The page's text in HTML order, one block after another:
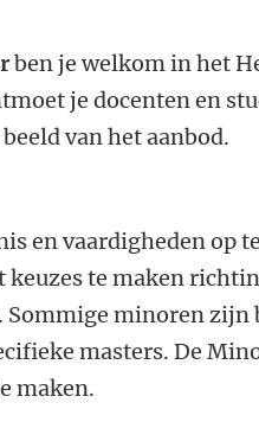
ben je welkom in het
je docenten en
van het aanbod.
en vaardigheden op
keuzes te maken
minoren zijn
masters. De
maken.